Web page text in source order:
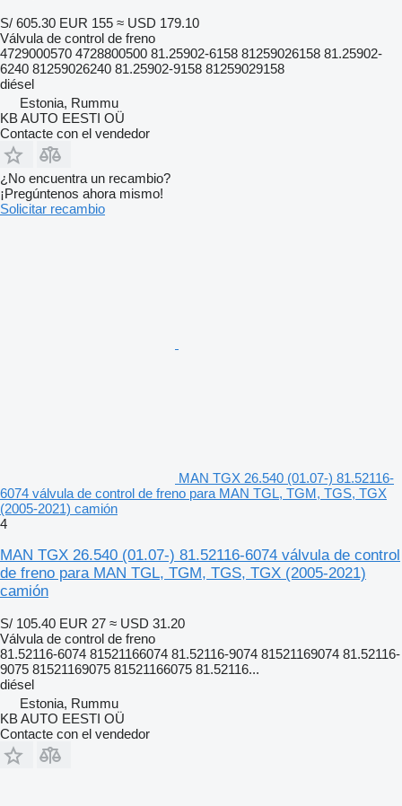
S/ 605.30 EUR 155 ≈ USD 179.10
Válvula de control de freno
4729000570 4728800500 81.25902-6158 81259026158 81.25902-
6240 81259026240 81.25902-9158 81259029158
diésel
Estonia, Rummu
KB AUTO EESTI OÜ
Contacte con el vendedor
¿No encuentra un recambio?
¡Pregúntenos ahora mismo!
Solicitar recambio
MAN TGX 26.540 (01.07-) 81.52116-
6074 válvula de control de freno para MAN TGL, TGM, TGS, TGX
(2005-2021) camión
4
MAN TGX 26.540 (01.07-) 81.52116-6074 válvula de control
de freno para MAN TGL, TGM, TGS, TGX (2005-2021)
camión
S/ 105.40 EUR 27 ≈ USD 31.20
Válvula de control de freno
81.52116-6074 81521166074 81.52116-9074 81521169074 81.52116-
9075 81521169075 81521166075 81.52116...
diésel
Estonia, Rummu
KB AUTO EESTI OÜ
Contacte con el vendedor